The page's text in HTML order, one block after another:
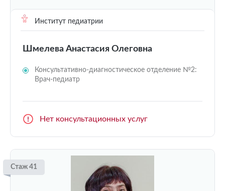
Институт педиатрии
Шмелева Анастасия Олеговна
Консультативно-диагностическое отделение №2:
Врач-педиатр
Нет консультационных услуг
Стаж 41